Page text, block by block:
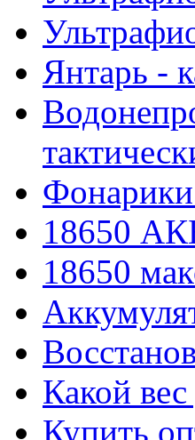
Янтарь -
Фонарики
18650
18650
Какой
Купить